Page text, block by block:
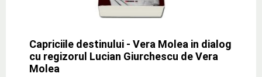
Capriciile destinului - Vera Molea in dialog
cu regizorul Lucian Giurchescu de Vera
Molea